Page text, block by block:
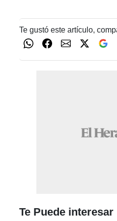
Te gustó este artículo,
Te Puede interesar